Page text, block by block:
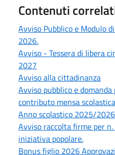
Contenuti
Avviso Pubblico e Modulo
2026.
Avviso - Tessera di libera
2027
Avviso alla cittadinanza
Avviso pubblico e
contributo mensa
Anno scolastico 2025/2026
Avviso raccolta firme per
iniziativa popolare.
Bonus figlio 2026